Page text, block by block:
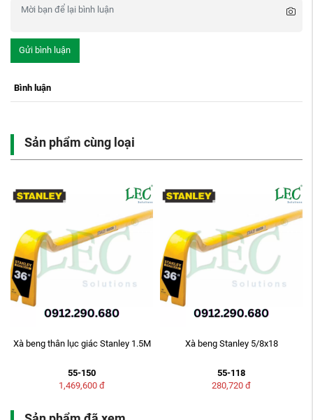
Gửi bình luận
Bình luận
Sản phẩm cùng loại
Xà beng thân lục giác Stanley 1.5M
55-150
1,469,600 đ
Xà beng Stanley 5/8x18
55-118
280,720 đ